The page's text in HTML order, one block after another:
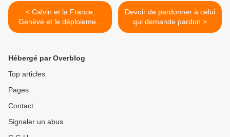
< Calvin et la France,
Genève et le déploiement
de la Réforme au 16e siècle
Devoir de pardonner à celui
qui demande pardon >
Hébergé par Overblog
Top articles
Pages
Contact
Signaler un abus